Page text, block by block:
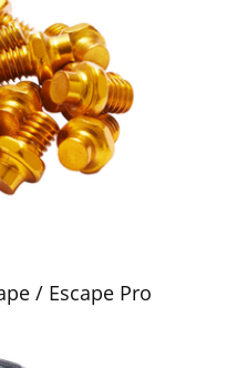
/ Escape Pro